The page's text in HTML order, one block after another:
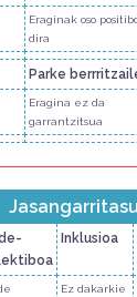
Eraginak oso
dira
Parke
Eragina ez da
garrantzitsua
Inklusioa
Ez dakarkie